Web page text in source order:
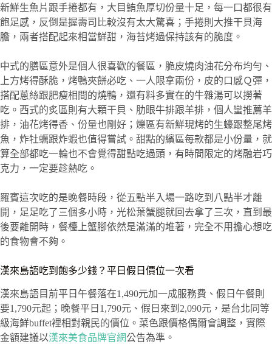
新鮮生魚片跟手捲都有，大目鮪魚厚切份量十足，每一口都很有
飽足感，反倒是握壽司比較沒有太大驚喜；手捲則大推干貝海
膽，兩者搭配起來相當鮮甜，海苔烤過保持該有的脆度。
中式的膳區意外是個人很喜歡的餐區，脆皮燒肉油花分布均勻、
上方烤得酥脆，烤鴨夾餅必吃、一人限拿兩份，皮的口感Ｑ彈，
搭配蔥絲跟肥瘦相間的燒鴨，還有料多實在的牛雜湯可以撈著
吃。西式的炙區則有大顆干貝、肋眼牛排跟羊排，個人蠻推薦羊
排，油花烤得香、份量也剛好；爍區有新鮮現烤的生蠔跟整尾烤
魚，炸牡蠣跟炸蝦也值得嘗試。甜點的繽區每款都是小份量，就
算全部都吃一輪也不會覺得甜點吃過頭，有時間限定的烤融岩巧
克力，一定要趁熱吃。
羅賓這次吃的是晚餐時段，從五點半入場一路吃到八點半才離
開，足足吃了三個多小時，光松葉蟹腿就回去拿了三次，直到最
後要離開時，餐檯上蟹腳依然是滿滿的堆著，完全不用擔心想吃
的食物會不夠。
漢來島語吃到飽多少錢？平日假日價位一次看
漢來島語目前平日午餐落在1,490元加一成服務費、假日午餐則
要1,790元起；晚餐平日1,790元、假日來到2,090元，是台北同等
級海鮮buffet裡相對親民的價位。菜色跟價格偶爾會調整，實際
金額建議以漢來美食品牌官網公告為準。